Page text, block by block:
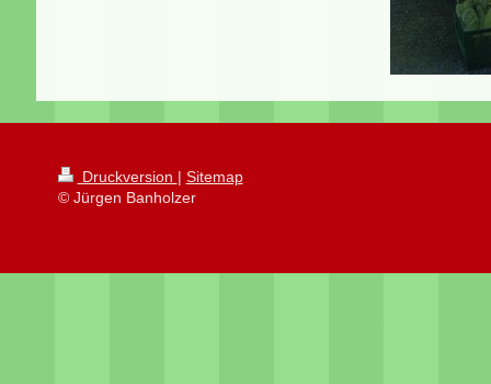
Druckversion | Sitemap
© Jürgen Banholzer